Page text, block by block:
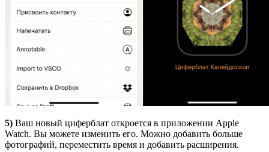
5) Ваш новый циферблат откроется в приложении Apple
Watch. Вы можете изменить его. Можно добавить больше
фотографий, переместить время и добавить расширения.